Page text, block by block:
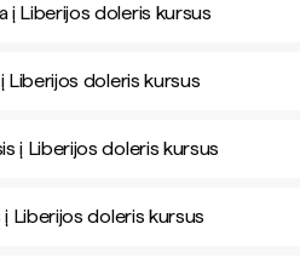
į Liberijos doleris kursus
Liberijos doleris kursus
į Liberijos doleris kursus
į Liberijos doleris kursus